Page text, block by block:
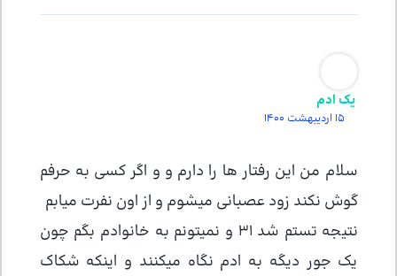
یک ادم
15 اردیبهشت 1400
سلام من این رفتار ها را دارم و و اگر کسی به حرفم
گوش نکند زود عصبانی میشوم و از اون نفرت میابم
نتیجه تستم شد 31 و نمیتونم به خانوادم بگم چون
یک جور دیگه به ادم نگاه میکنند و اینکه شکاک